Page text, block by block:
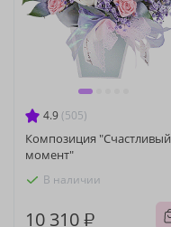
4.9 (505)
Композиция "Счастливый
момент"
В наличии
10 310 ₽